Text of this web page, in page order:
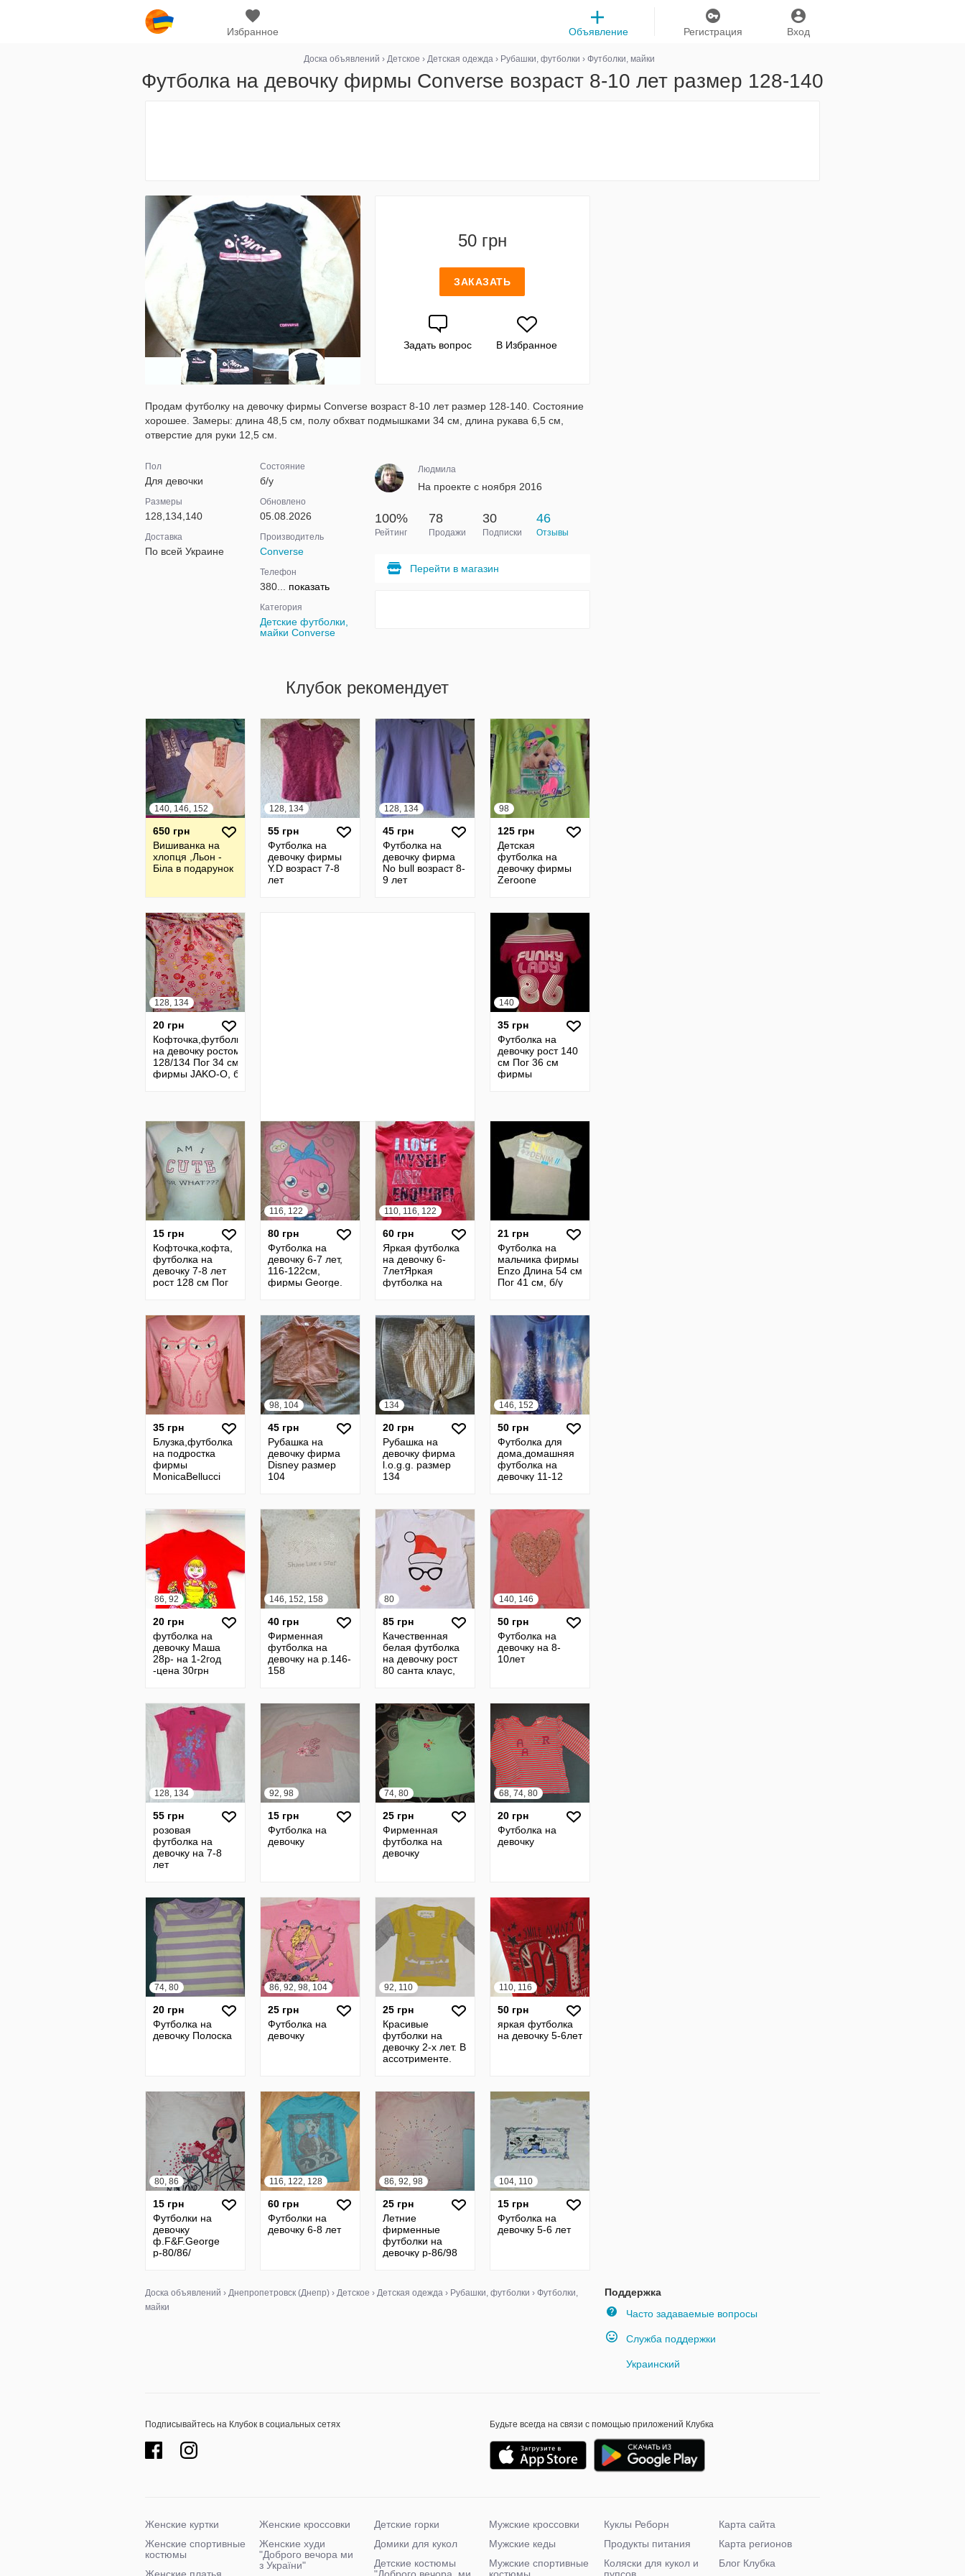
Избранное Вход
Регистрация
Объявление
Доска объявлений › Детское › Детская одежда› Рубашки, футболки › Футболки, майки
Футболка на девочку фирмы Converse возраст 8-10 лет размер 128-140
50 грн
ЗАКАЗАТЬ
Задать вопрос В Избранное
Продам футболку на девочку фирмы Converse возраст 8-10 лет размер 128-140. Состояние
хорошее. Замеры: длина 48,5 см, полу обхват подмышками 34 см, длина рукава 6,5 см,
отверстие для руки 12,5 см.
Пол
Для девочки
Размеры
128,134,140
Доставка
По всей Украине
Состояние
б/у
Обновлено
05.08.2026
Производитель
Converse
Телефон
380... показать
Категория
Детские футболки,
майки Converse
Людмила
На проекте с ноября 2016
100%
Рейтинг
78
Продажи
30
Подписки
46
Отзывы
Перейти в магазин
Клубок рекомендует
140, 146, 152
650 грн
Вишиванка на
хлопця ,Льон -
Біла в подарунок
128, 134
55 грн
Футболка на
девочку фирмы
Y.D возраст 7-8
лет
128, 134
45 грн
Футболка на
девочку фирма
No bull возраст 8-
9 лет
98
125 грн
Детская
футболка на
девочку фирмы
Zeroone
128, 134
20 грн
Кофточка,футболка
на девочку ростом
128/134 Пог 34 см
фирмы JAKO-O, б/
140
35 грн
Футболка на
девочку рост 140
см Пог 36 см
фирмы
15 грн
Кофточка,кофта,
футболка на
девочку 7-8 лет
рост 128 см Пог
Олх Доставка
116, 122
80 грн
Футболка на
девочку 6-7 лет,
116-122см,
фирмы George.
110, 116, 122
60 грн
Яркая футболка
на девочку 6-
7летЯркая
футболка на
21 грн
Футболка на
мальчика фирмы
Enzo Длина 54 см
Пог 41 см, б/у
35 грн
Блузка,футболка
на подростка
фирмы
MonicaBellucci
37 см, б/у
98, 104
45 грн
Рубашка на
девочку фирма
Disney размер
104
134
20 грн
Рубашка на
девочку фирма
l.o.g.g. размер
134
146, 152
50 грн
Футболка для
дома,домашняя
футболка на
девочку 11-12
86, 92
20 грн
футболка на
девочку Маша
28р- на 1-2год
-цена 30грн
146, 152, 158
40 грн
Фирменная
футболка на
девочку на р.146-
158
80
85 грн
Качественная
белая футболка
на девочку рост
80 санта клаус,
140, 146
50 грн
Футболка на
девочку на 8-
10лет
128, 134
55 грн
розовая
футболка на
девочку на 7-8
лет
92, 98
15 грн
Футболка на
девочку
74, 80
25 грн
Фирменная
футболка на
девочку
68, 74, 80
20 грн
Футболка на
девочку
74, 80
20 грн
Футболка на
девочку Полоска
86, 92, 98, 104
25 грн
Футболка на
девочку
92, 110
25 грн
Красивые
футболки на
девочку 2-х лет. В
ассотрименте.
110, 116
50 грн
яркая футболка
на девочку 5-6лет
80, 86
15 грн
Футболки на
девочку
ф.F&F.George
р-80/86/
116, 122, 128
60 грн
Футболки на
девочку 6-8 лет
86, 92, 98
25 грн
Летние
фирменные
футболки на
девочку р-86/98
104, 110
15 грн
Футболка на
девочку 5-6 лет
Поддержка
Часто задаваемые вопросы
Служба поддержки
Украинский
Доска объявлений › Днепропетровск (Днепр) › Детское › Детская одежда › Рубашки, футболки › Футболки,
майки
Подписывайтесь на Клубок в социальных сетях Будьте всегда на связи с помощью приложений Клубка
Женские куртки
Женские спортивные
костюмы
Женские кроссовки
Женские худи
"Доброго вечора ми
з України"
Детские горки
Домики для кукол
Детские костюмы
Мужские кроссовки
Мужские кеды
Мужские спортивные
Куклы Реборн
Продукты питания
Коляски для кукол и
Карта сайта
Карта регионов
Блог Клубка